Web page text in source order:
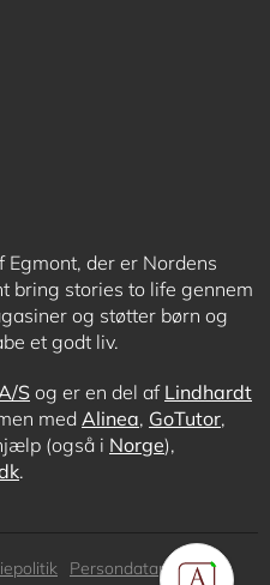
der er Nordens
bring stories to life gennem
og støtter børn og
et godt liv.
S og er en del af Lindhardt
med Alinea, GoTutor,
(også i Norge),
.
Persondatapolitik